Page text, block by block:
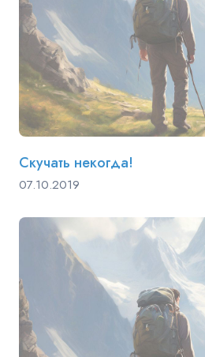
Скучать некогда!
07.10.2019